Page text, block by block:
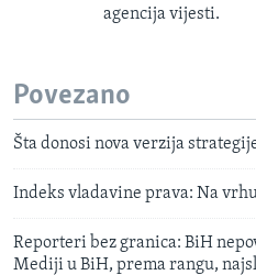
agencija vijesti.
Povezano
Šta donosi nova verzija
Indeks vladavine prava: Na
Reporteri bez granica: BiH
Mediji u BiH, prema rangu,